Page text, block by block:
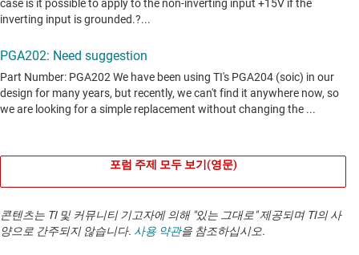
포럼 주제 모두 보기(영문)
콘텐츠는 TI 및 커뮤니티 기고자에 의해 "있는 그대로" 제공되며 TI의 사
양으로 간주되지 않습니다. 사용 약관을 참조하십시오.